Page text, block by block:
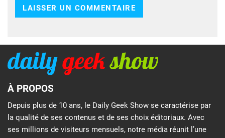
À PROPOS
Depuis plus de 10 ans, le Daily Geek Show se caractérise par
la qualité de ses contenus et de ses choix éditoriaux. Avec
ses millions de visiteurs mensuels, notre média réunit l’une